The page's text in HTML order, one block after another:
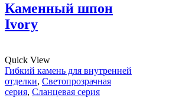
Каменный шпон
Ivory
Quick View
Гибкий камень для внутренней
отделки, Светопрозрачная
серия, Сланцевая серия